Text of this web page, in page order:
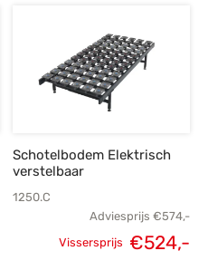
Schotelbodem Elektrisch
verstelbaar
1250.C
Adviesprijs €574,-
Oorspronkelijke
Vissersprijs €524,-